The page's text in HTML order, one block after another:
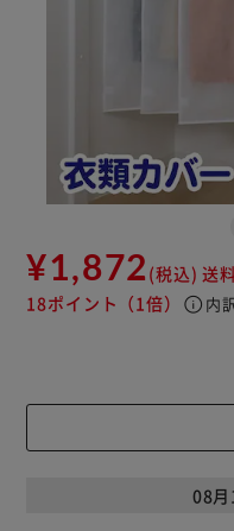
¥1,872 (税込) 送
18ポイント （1倍） info 内
08